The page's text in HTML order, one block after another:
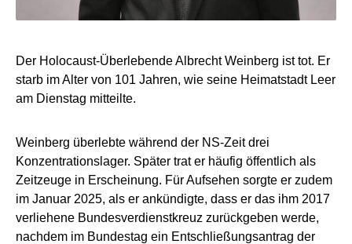
Der Holocaust-Überlebende Albrecht Weinberg ist tot. Er
starb im Alter von 101 Jahren, wie seine Heimatstadt Leer
am Dienstag mitteilte.
Weinberg überlebte während der NS-Zeit drei
Konzentrationslager. Später trat er häufig öffentlich als
Zeitzeuge in Erscheinung. Für Aufsehen sorgte er zudem
im Januar 2025, als er ankündigte, dass er das ihm 2017
verliehene Bundesverdienstkreuz zurückgeben werde,
nachdem im Bundestag ein Entschließungsantrag der